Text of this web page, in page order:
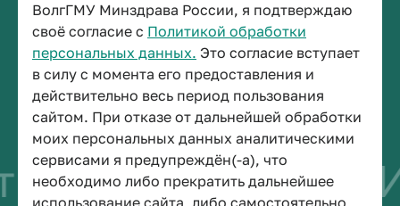
ВолгГМУ Минздрава России, я подтверждаю
своё согласие с Политикой обработки
персональных данных. Это согласие вступает
в силу с момента его предоставления и
действительно весь период пользования
сайтом. При отказе от дальнейшей обработки
моих персональных данных аналитическими
сервисами я предупреждён(-а), что
необходимо либо прекратить дальнейшее
использование сайта, либо самостоятельно
Приемная ректора
+7 (8442) 38-50-05
г. Волгоград, площадь Павших Борцов, зд. 1,
кабинет 3-11
post@volgmed.ru
пн-пт, с 08.30 до 17.00 (перерыв с 12.30 до 13.00)
быть врачом